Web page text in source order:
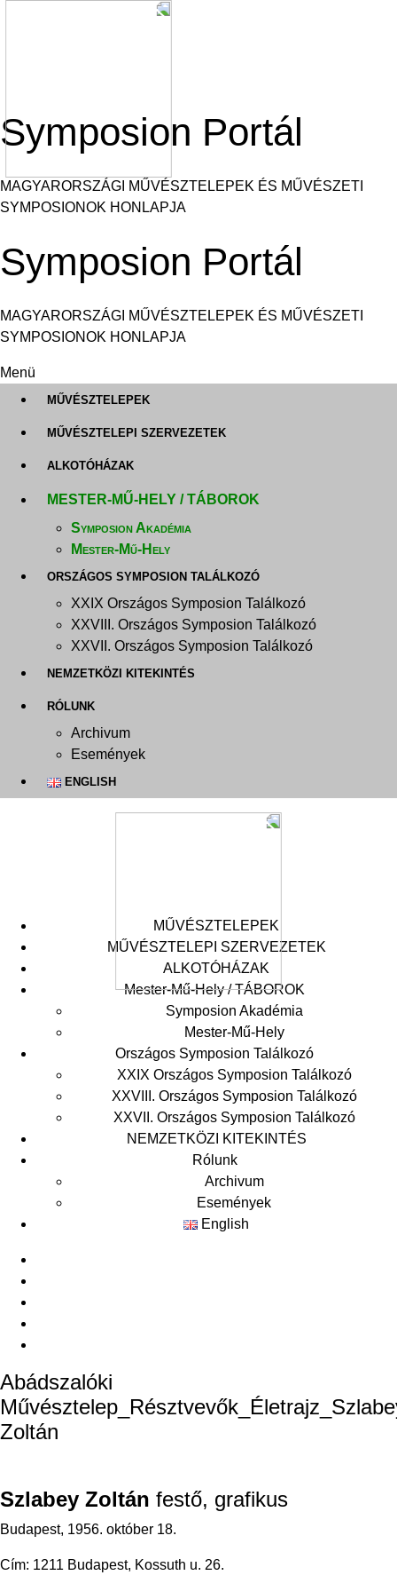
Symposion Portál
MAGYARORSZÁGI MŰVÉSZTELEPEK ÉS MŰVÉSZETI
SYMPOSIONOK HONLAPJA
Symposion Portál
MAGYARORSZÁGI MŰVÉSZTELEPEK ÉS MŰVÉSZETI
SYMPOSIONOK HONLAPJA
Menü
MŰVÉSZTELEPEK
MŰVÉSZTELEPI SZERVEZETEK
ALKOTÓHÁZAK
MESTER-MŰ-HELY / TÁBOROK
Symposion Akadémia
Mester-Mű-Hely
ORSZÁGOS SYMPOSION TALÁLKOZÓ
XXIX Országos Symposion Találkozó
XXVIII. Országos Symposion Találkozó
XXVII. Országos Symposion Találkozó
NEMZETKÖZI KITEKINTÉS
RÓLUNK
Archivum
Események
ENGLISH
MŰVÉSZTELEPEK
MŰVÉSZTELEPI SZERVEZETEK
ALKOTÓHÁZAK
Mester-Mű-Hely / TÁBOROK
Symposion Akadémia
Mester-Mű-Hely
Országos Symposion Találkozó
XXIX Országos Symposion Találkozó
XXVIII. Országos Symposion Találkozó
XXVII. Országos Symposion Találkozó
NEMZETKÖZI KITEKINTÉS
Rólunk
Archivum
Események
English
Abádszalóki
Zoltán
Szlabey Zoltán festő, grafikus
Budapest, 1956. október 18.
Cím: 1211 Budapest, Kossuth u. 26.